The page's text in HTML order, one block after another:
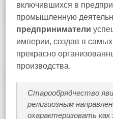
включившихся в
промышленную
предприниматели
империи, создав в
прекрасно
производства.
Старообрядчество
религиозным
охарактеризовать как